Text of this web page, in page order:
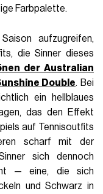
Farbpalette.
aufzugreifen,
die Sinner dieses
der Australian
Double. Bei
ein hellblaues
das den Effekt
auf Tennisoutfits
scharf mit der
sich dennoch
— eine, die sich
und Schwarz in